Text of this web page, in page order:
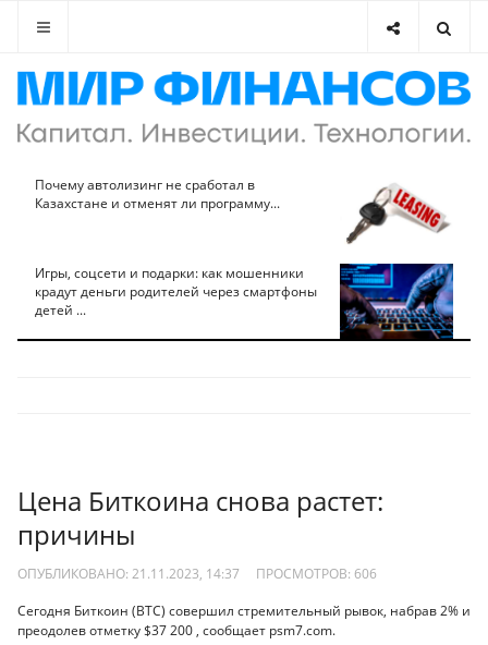
Почему автолизинг не сработал в
Казахстане и отменят ли программу...
Игры, соцсети и подарки: как мошенники
крадут деньги родителей через смартфоны
детей ...
Цена Биткоина снова растет:
причины
ОПУБЛИКОВАНО: 21.11.2023, 14:37 ПРОСМОТРОВ: 606
Сегодня Биткоин (BTC) совершил стремительный рывок, набрав 2% и
преодолев отметку $37 200 , сообщает psm7.com.